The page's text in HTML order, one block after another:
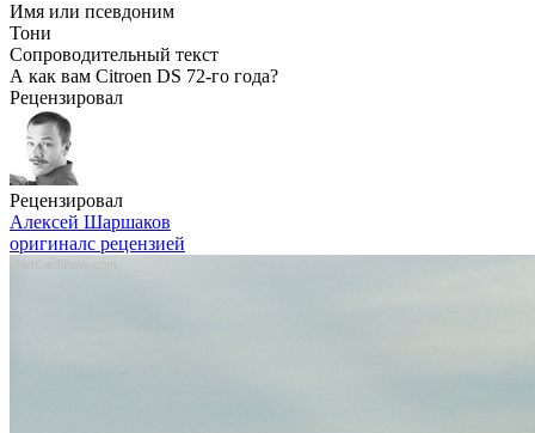
Имя или псевдоним
Тони
Сопроводительный текст
А как вам Citroen DS 72-го года?
Рецензировал
Рецензировал
Алексей Шаршаков
оригиналс рецензией